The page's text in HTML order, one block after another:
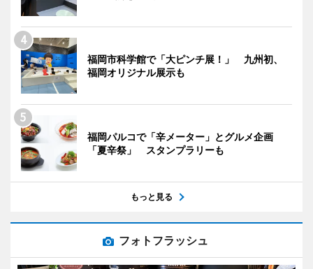
福岡市科学館で「大ピンチ展！」 九州初、
福岡オリジナル展示も
福岡パルコで「辛メーター」とグルメ企画
「夏辛祭」 スタンプラリーも
もっと見る
フォトフラッシュ